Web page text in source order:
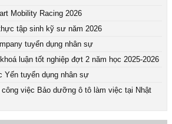
Mobility Racing 2026
tập sinh kỹ sư năm 2026
tuyển dụng nhân sự
luận tốt nghiệp đợt 2 năm học 2025-2026
Yến tuyển dụng nhân sự
công việc Bảo dưỡng ô tô làm việc tại Nhật